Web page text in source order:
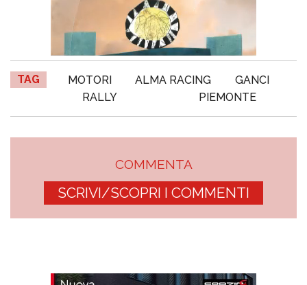
TAG MOTORI ALMA RACING
GANCI
RALLY
PIEMONTE
COMMENTA
SCRIVI/SCOPRI I COMMENTI